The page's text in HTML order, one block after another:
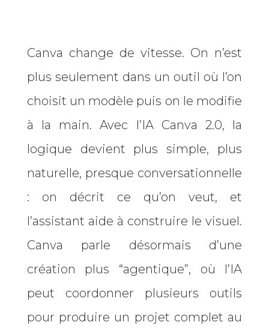
Canva change de vitesse. On n’est
plus seulement dans un outil où l’on
choisit un modèle puis on le modifie
à la main. Avec l’IA Canva 2.0, la
logique devient plus simple, plus
naturelle, presque conversationnelle
: on décrit ce qu’on veut, et
l’assistant aide à construire le visuel.
Canva parle désormais d’une
création plus “agentique”, où l’IA
peut coordonner plusieurs outils
pour produire un projet complet au